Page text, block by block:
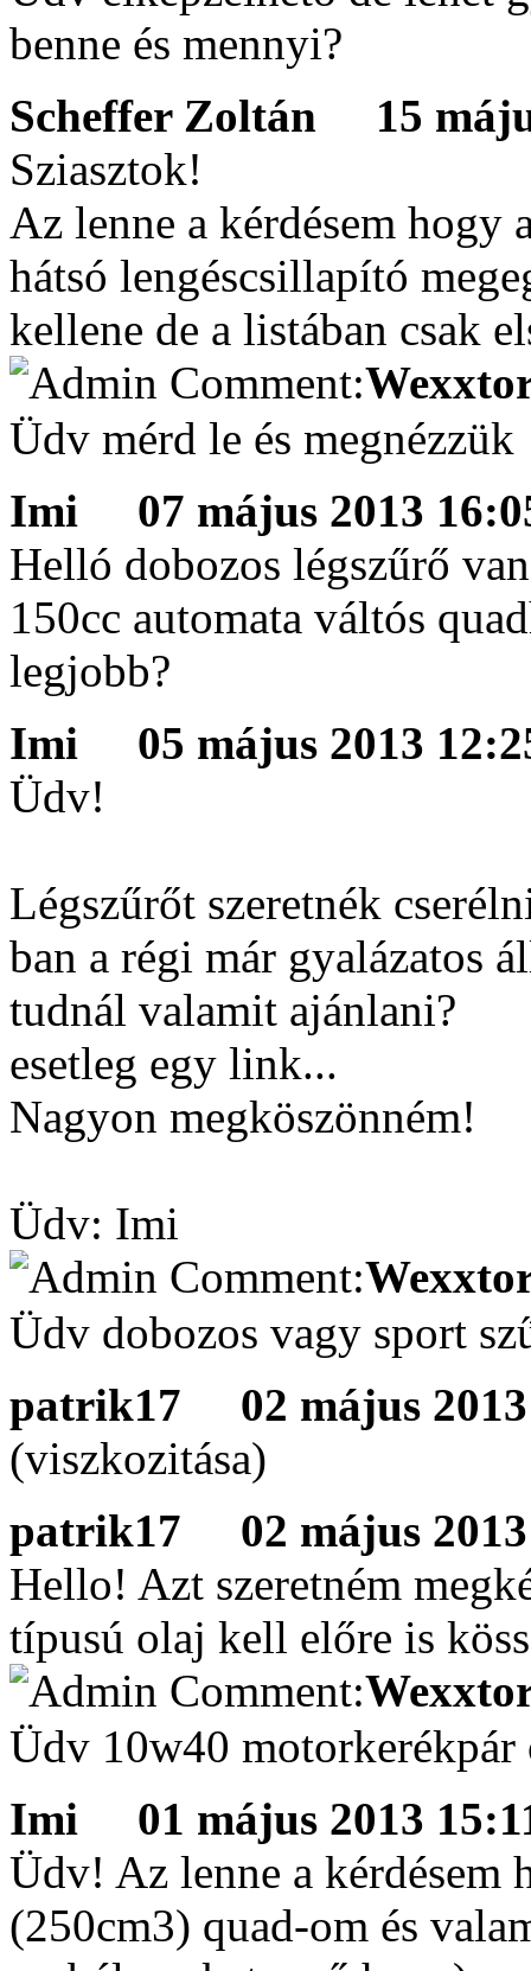
benne és mennyi?
Scheffer Zoltán
15
Sziasztok!
Az lenne a kérdésem hogy
hátsó lengéscsillapító
kellene de a listában csak
Üdv mérd le és megnézzük
Imi
07 május 2013
Helló dobozos légszűrő
150cc automata váltós
legjobb?
Imi
05 május 2013
Üdv!
Légszűrőt szeretnék
ban a régi már gyalázatos
tudnál valamit ajánlani?
esetleg egy link...
Nagyon megköszönném!
Üdv: Imi
Üdv dobozos vagy sport
patrik17
02 május
(viszkozitása)
patrik17
02 május
Hello! Azt szeretném
típusú olaj kell előre is
Üdv 10w40 motorkerékpár
Imi
01 május 2013
Üdv! Az lenne a kérdésem
(250cm3) quad-om és